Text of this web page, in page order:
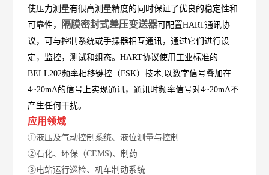
使压力测量有很高测量精度的同时保证了优良的稳定性和
可靠性，
隔膜密封式差压变送器可配置HART通讯协
议，可与控制系统或手操器相互通讯，通过它们进行设
定，监控，测试和组态。HART协议使用工业标准的
BELL202频率相移键控（FSK）技术,以数字信号叠加在
4~20mA的信号上实现通讯，通讯时频率信号对4~20mA不
产生任何干扰。
应用领域
①液压及气动控制系统、液位测量与控制
②石化、环保（CEMS)、制药
③电站运行巡检、机车制动系统